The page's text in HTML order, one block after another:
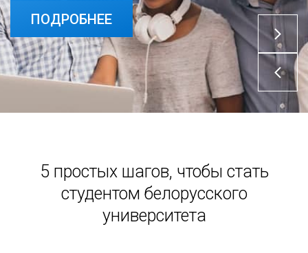
ПОДРОБНЕЕ
ПОДРОБНЕЕ
5 простых шагов, чтобы стать
студентом белорусского
университета